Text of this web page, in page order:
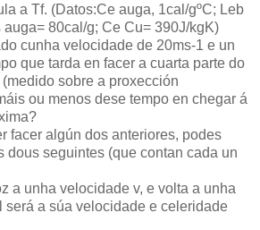
a Tf. (Datos:Ce auga, 1cal/gºC; Leb
80cal/g; Ce Cu= 390J/kgK)
cunha velocidade de 20ms-1 e un
que tarda en facer a cuarta parte do
sobre a proxección
ou menos dese tempo en chegar á
facer algún dos anteriores, podes
dous seguintes (que contan cada un
a unha velocidade v, e volta a unha
será a súa velocidade e celeridade